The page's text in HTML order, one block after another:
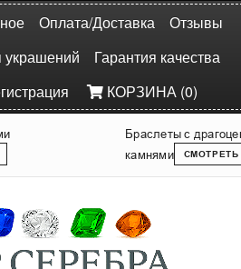
Оплата/Доставка
Отзывы
украшений
Гарантия качества
КОРЗИНА (0)
Браслеты с
камнями
СМОТРЕТЬ